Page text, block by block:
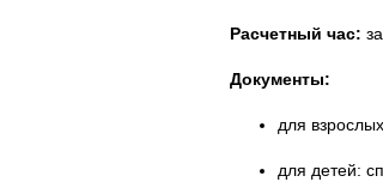
Расчетный час:
Документы:
для
для детей: